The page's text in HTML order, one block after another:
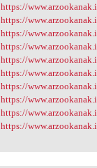
https://
https://
https://
https://
https://
https://
https://
https://
https://
https://